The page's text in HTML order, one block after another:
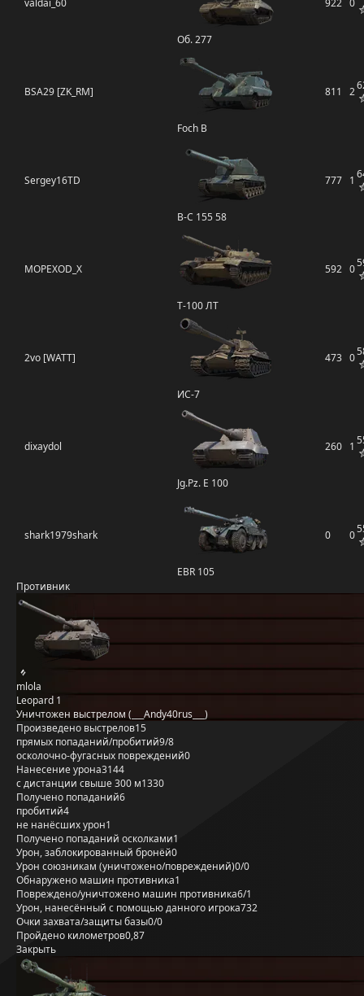
valdai_60
Об. 277
922 0
BSA29 [ZK_RM]
Foch B
811 2
Sergey16TD
B-C 155 58
777 1
MOPEXOD_X
Т-100 ЛТ
592 0
2vo [WATT]
ИС-7
473 0
dixaydol
Jg.Pz. E 100
260 1
shark1979shark
EBR 105
0 0
Противник
mlola
Leopard 1
Уничтожен выстрелом (___Andy40rus___)
Произведено выстрелов15
прямых попаданий/пробитий9/8
осколочно-фугасных повреждений0
Нанесение урона3144
с дистанции свыше 300 м1330
Получено попаданий6
пробитий4
не нанёсших урон1
Получено попаданий осколками1
Урон, заблокированный бронёй0
Урон союзникам (уничтожено/повреждений)0/0
Обнаружено машин противника1
Повреждено/уничтожено машин противника6/1
Урон, нанесённый с помощью данного игрока732
Очки захвата/защиты базы0/0
Пройдено километров0,87
Закрыть